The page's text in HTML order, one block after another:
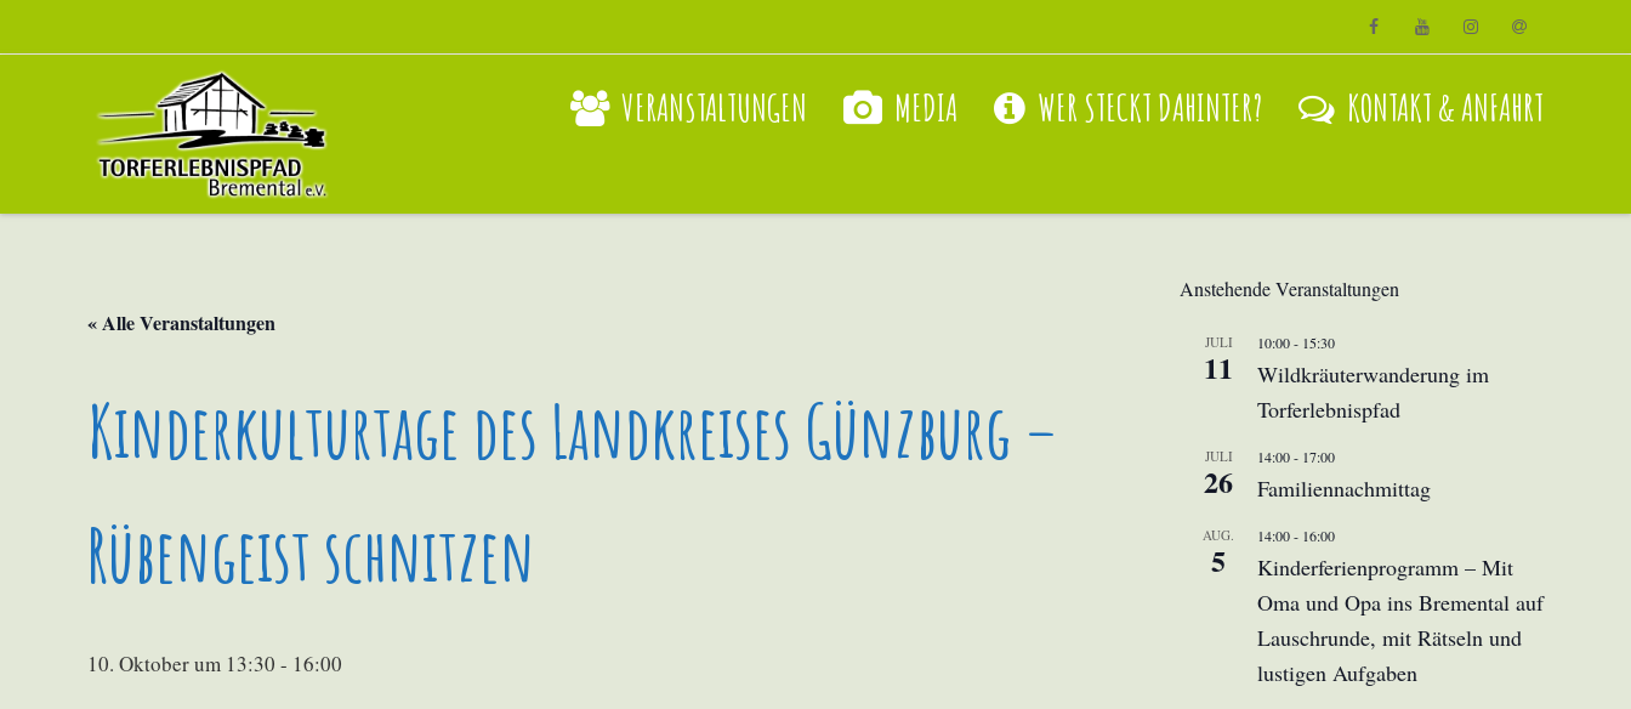
VERANSTALTUNGEN MEDIA WER STECKT DAHINTER? KONTAKT & ANFAHRT
« Alle Veranstaltungen
Kinderkulturtage des Landkreises Günzburg –
Rübengeist schnitzen
10. Oktober um 13:30 - 16:00
Anstehende Veranstaltungen
JULI
11
10:00- 15:30
Wildkräuterwanderung im
Torferlebnispfad
JULI
26
14:00- 17:00
Familiennachmittag
AUG.
5
14:00- 16:00
Kinderferienprogramm – Mit
Oma und Opa ins Bremental auf
Lauschrunde, mit Rätseln und
lustigen Aufgaben